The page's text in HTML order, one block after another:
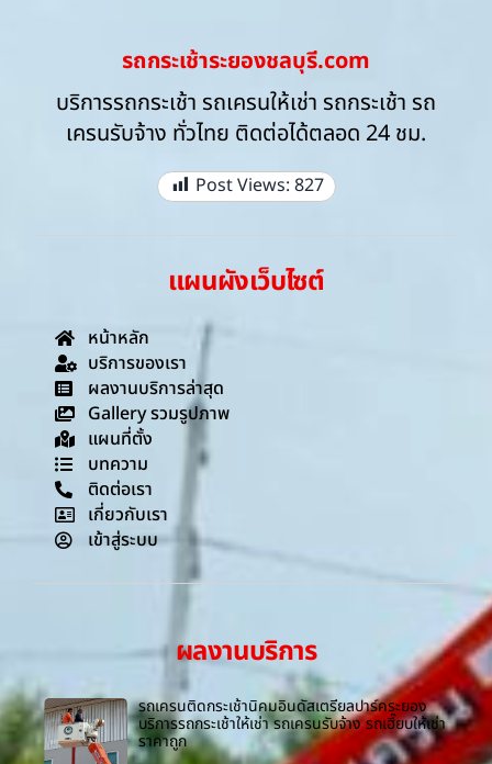
รถกระเช้าระยองชลบุรี.com
บริการรถกระเช้า รถเครนให้เช่า รถกระเช้า รถ
เครนรับจ้าง ทั่วไทย ติดต่อได้ตลอด 24 ชม.
Post Views: 827
แผนผังเว็บไซต์
หน้าหลัก
บริการของเรา
ผลงานบริการล่าสุด
Gallery รวมรูปภาพ
แผนที่ตั้ง
บทความ
ติดต่อเรา
เกี่ยวกับเรา
เข้าสู่ระบบ
ผลงานบริการ
รถเครนติดกระเช้านิคมอินดัสเตรียลปาร์คระยอง
บริการรถกระเช้าให้เช่า รถเครนรับจ้าง รถเฮี๊ยบให้เช่า
ราคาถูก